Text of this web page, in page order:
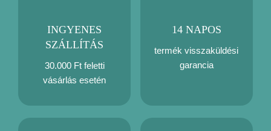
INGYENES
SZÁLLÍTÁS
30.000 Ft feletti
vásárlás esetén
14 NAPOS
termék visszaküldési
garancia